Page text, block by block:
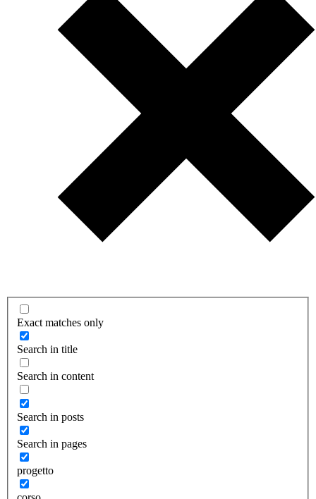
Exact matches only
Search in title
Search in content
Search in posts
Search in pages
progetto